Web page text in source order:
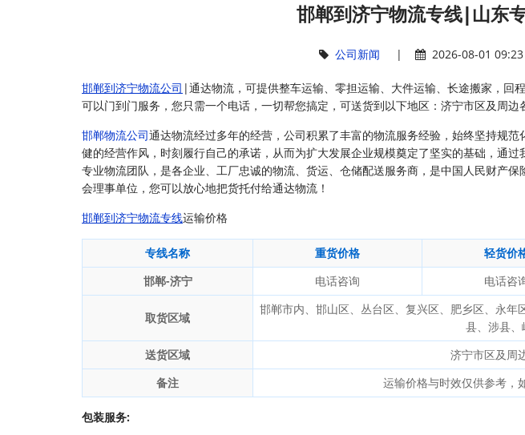
邯郸到济宁物流专线|山东
公司新闻 | 2026-08-01 09:23
邯郸到济宁物流公司 |通达物流，可提供整车运输、零担运输、大件运输、长途搬家，回
可以门到门服务，您只需一个电话，一切帮您搞定，可送货到以下地区：济宁市区及周边
邯郸物流公司通达物流经过多年的经营，公司积累了丰富的物流服务经验，始终坚持规
健的经营作风，时刻履行自己的承诺，从而为扩大发展企业规模奠定了坚实的基础，通
专业物流团队，是各企业、工厂忠诚的物流、货运、仓储配送服务商，是中国人民财产
会理事单位，您可以放心地把货托付给通达物流！
邯郸到济宁物流专线运输价格
专线名称 重货价格 轻货价
邯郸-济宁
电话咨询 电话咨
取货区域
邯郸市内、邯山区、丛台区、复兴区、肥乡区、永
县、涉县、
送货区域
济宁市区及周
备注
运输价格与时效仅供参考，
包装服务: